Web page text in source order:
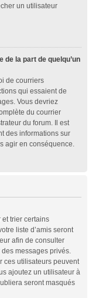
un utilisateur
la part de quelqu’un
de courriers
qui essaient de
Vous devriez
du courrier
du forum. Il est
des informations sur
agir en conséquence.
et trier certains
liste d’amis seront
afin de consulter
messages privés.
ces utilisateurs peuvent
ajoutez un utilisateur à
seront masqués